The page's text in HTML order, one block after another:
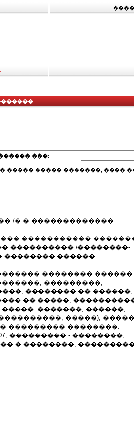
����
���:
����� ����� �������, ����
/�-� �������������-
�����������
���������� /��������-
�������� ������
�������� ������
���������,
�������� �� ������,
�� �����,
�������, ������,
�����),
��������� ��������.
��������� - ��������;
�.��������, ���������